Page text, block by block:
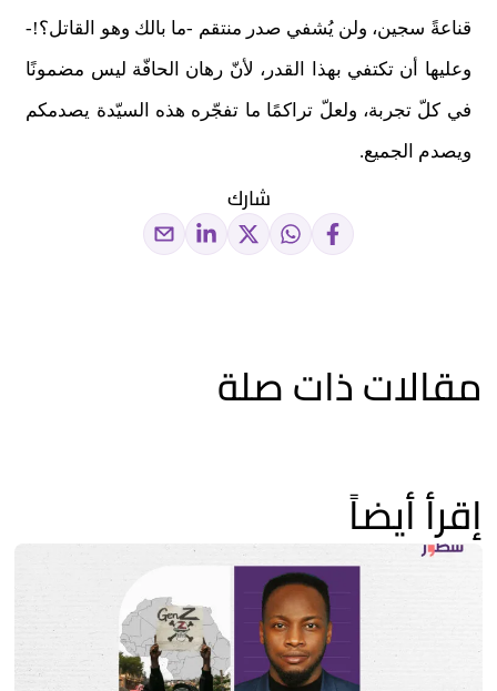
قناعةً سجين، ولن يُشفي صدر منتقم -ما بالك وهو القاتل؟!-
وعليها أن تكتفي بهذا القدر، لأنّ رهان الحافّة ليس مضمونًا
في كلّ تجربة، ولعلّ تراكمًا ما تفجّره هذه السيّدة يصدمكم
ويصدم الجميع.
شارك
مقالات ذات صلة
إقرأ أيضاً